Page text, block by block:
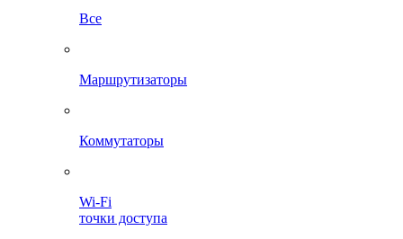
Все
Маршрутизаторы
Коммутаторы
Wi-Fi
точки доступа